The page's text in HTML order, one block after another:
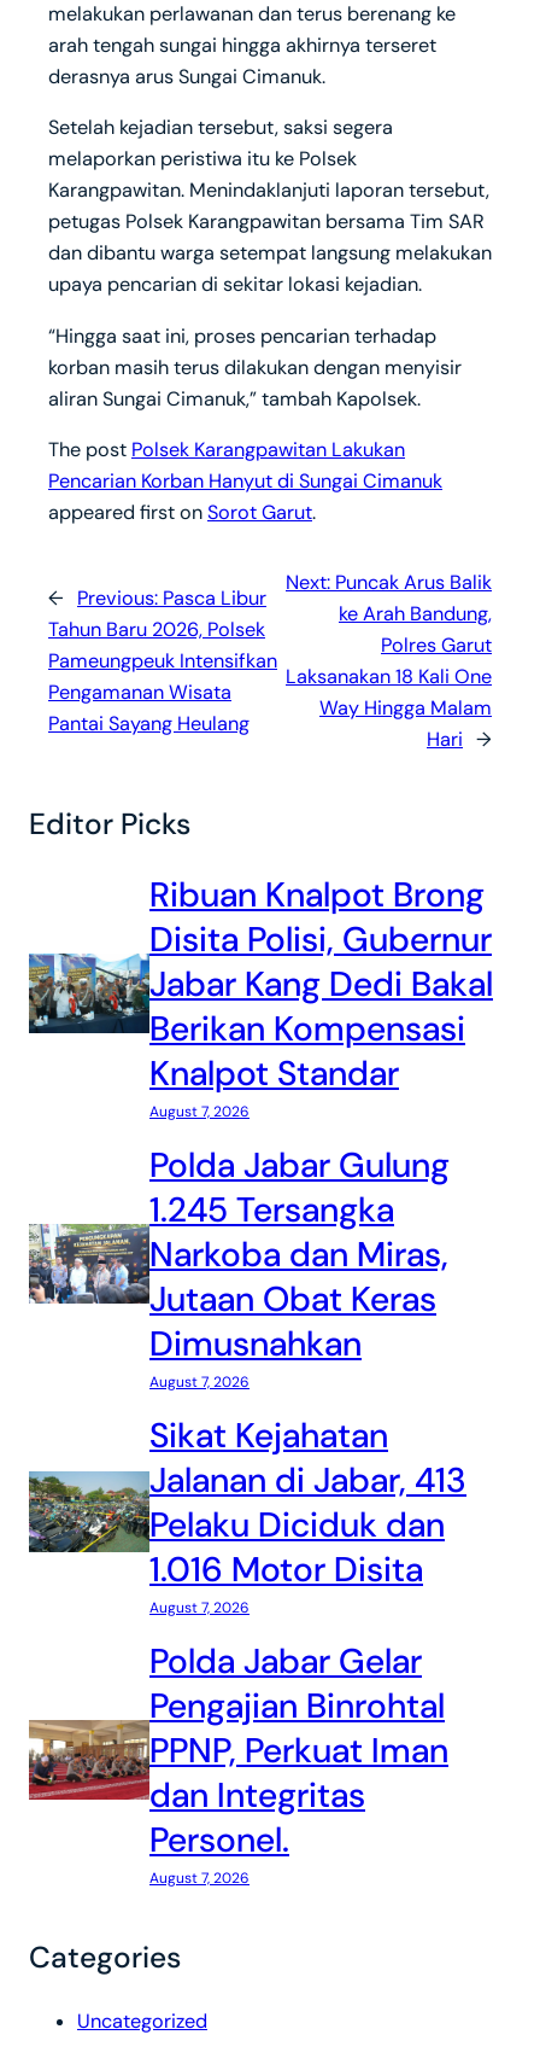
melakukan perlawanan dan terus berenang ke
arah tengah sungai hingga akhirnya terseret
derasnya arus Sungai Cimanuk.
Setelah kejadian tersebut, saksi segera
melaporkan peristiwa itu ke Polsek
Karangpawitan. Menindaklanjuti laporan tersebut,
petugas Polsek Karangpawitan bersama Tim SAR
dan dibantu warga setempat langsung melakukan
upaya pencarian di sekitar lokasi kejadian.
“Hingga saat ini, proses pencarian terhadap
korban masih terus dilakukan dengan menyisir
aliran Sungai Cimanuk,” tambah Kapolsek.
The post Polsek Karangpawitan Lakukan
Pencarian Korban Hanyut di Sungai Cimanuk
appeared first onSorot Garut.
← Previous: Pasca Libur
Tahun Baru 2026, Polsek
Pameungpeuk Intensifkan
Pengamanan Wisata
Pantai Sayang Heulang
Next: Puncak Arus Balik
ke Arah Bandung,
Polres Garut
Laksanakan 18 Kali One
Way Hingga Malam
Hari →
Editor Picks
Ribuan Knalpot Brong
Disita Polisi, Gubernur
Jabar Kang Dedi Bakal
Berikan Kompensasi
Knalpot Standar
August 7, 2026
Polda Jabar Gulung
1.245 Tersangka
Narkoba dan Miras,
Jutaan Obat Keras
Dimusnahkan
August 7, 2026
Sikat Kejahatan
Jalanan di Jabar, 413
Pelaku Diciduk dan
1.016 Motor Disita
August 7, 2026
Polda Jabar Gelar
Pengajian Binrohtal
PPNP, Perkuat Iman
dan Integritas
Personel.
August 7, 2026
Categories
Uncategorized